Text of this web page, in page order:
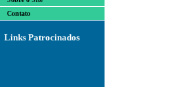
Contato
Links Patrocinados